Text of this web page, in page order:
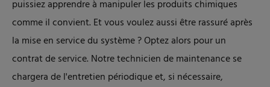
puissiez apprendre à manipuler les produits chimiques
comme il convient. Et vous voulez aussi être rassuré après
la mise en service du système ? Optez alors pour un
contrat de service. Notre technicien de maintenance se
chargera de l'entretien périodique et, si nécessaire,